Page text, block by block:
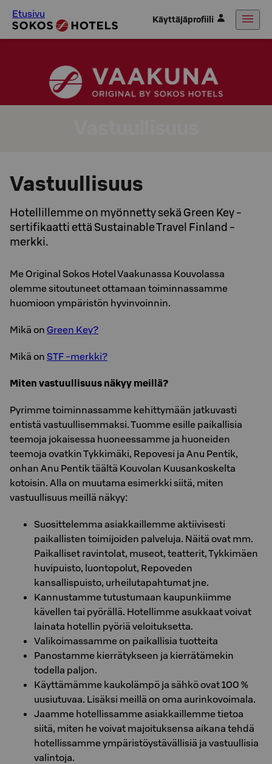
Etusivu Käyttäjäprofiili
Vastuullisuus
Hotellillemme on myönnetty sekä Green Key -
sertifikaatti että Sustainable Travel Finland -
merkki.
Me Original Sokos Hotel Vaakunassa Kouvolassa
olemme sitoutuneet ottamaan toiminnassamme
huomioon ympäristön hyvinvoinnin.
Mikä on Green Key?
Mikä on STF -merkki?
Miten vastuullisuus näkyy meillä?
Pyrimme toiminnassamme kehittymään jatkuvasti
entistä vastuullisemmaksi. Tuomme esille paikallisia
teemoja jokaisessa huoneessamme ja huoneiden
teemoja ovatkin Tykkimäki, Repovesi ja Anu Pentik,
onhan Anu Pentik täältä Kouvolan Kuusankoskelta
kotoisin. Alla on muutama esimerkki siitä, miten
vastuullisuus meillä näkyy:
Suosittelemma asiakkaillemme aktiivisesti
paikallisten toimijoiden palveluja. Näitä ovat mm.
Paikalliset ravintolat, museot, teatterit, Tykkimäen
huvipuisto, luontopolut, Repoveden
kansallispuisto, urheilutapahtumat jne.
Kannustamme tutustumaan kaupunkiimme
kävellen tai pyörällä. Hotellimme asukkaat voivat
lainata hotellin pyöriä veloituksetta.
Valikoimassamme on paikallisia tuotteita
Panostamme kierrätykseen ja kierrätämekin
todella paljon.
Käyttämämme kaukolämpö ja sähkö ovat 100 %
uusiutuvaa. Lisäksi meillä on oma aurinkovoimala.
Jaamme hotellissamme asiakkaillemme tietoa
siitä, miten he voivat majoituksensa aikana tehdä
hotellissamme ympäristöystävällisiä ja vastuullisia
valintoja.